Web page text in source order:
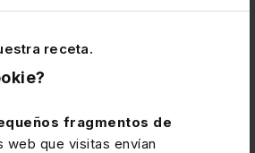
receta.
fragmentos de
web que visitas envían